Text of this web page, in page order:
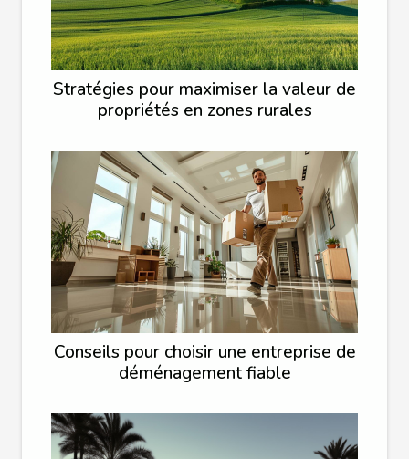
Stratégies pour maximiser la valeur de
propriétés en zones rurales
Conseils pour choisir une entreprise de
déménagement fiable